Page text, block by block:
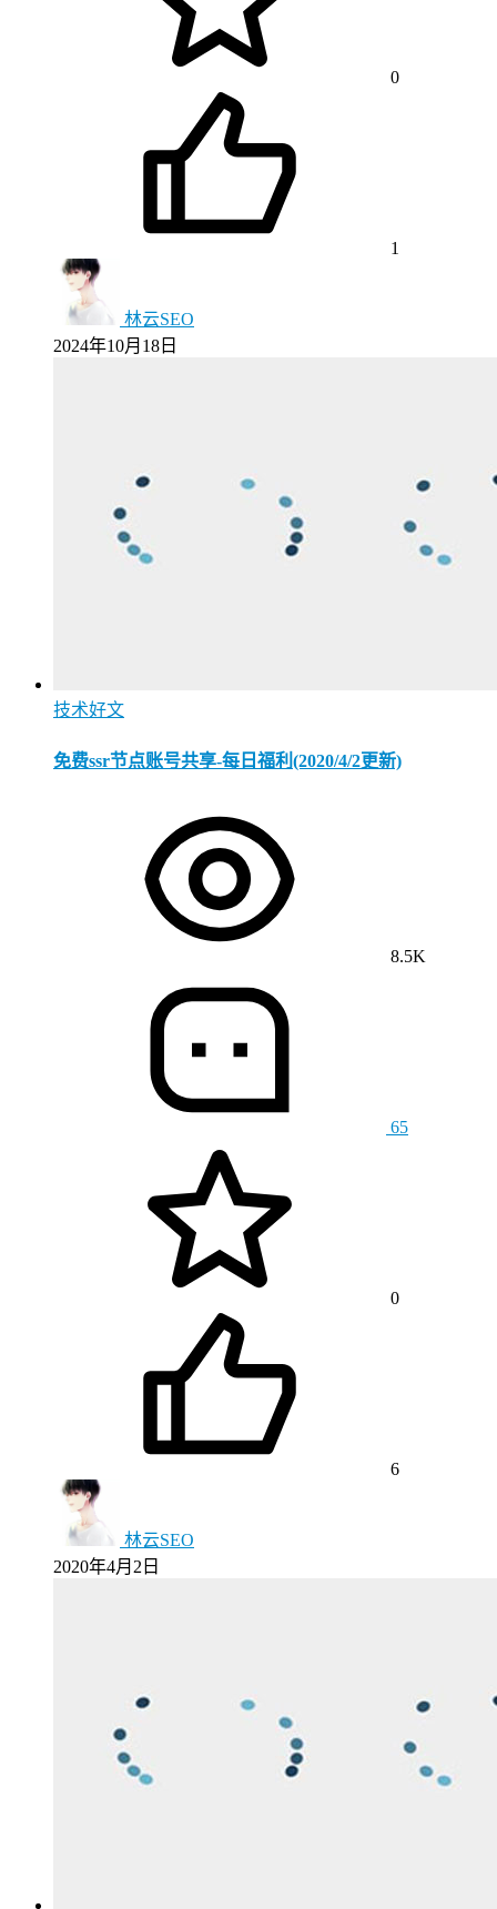
0
1
林云SEO
2024年10月18日
技术好文
免费ssr节点账号共享-每日福利(2020/4/2更新)
8.5K
65
0
6
林云SEO
2020年4月2日